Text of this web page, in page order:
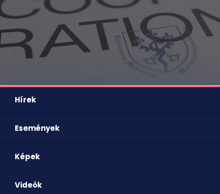
Kapcsolat
Nyelv HU EN DE
Hírek
Események
Képek
Videók